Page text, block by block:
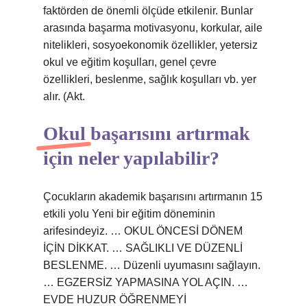
faktörden de önemli ölçüde etkilenir. Bunlar
arasında başarma motivasyonu, korkular, aile
nitelikleri, sosyoekonomik özellikler, yetersiz
okul ve eğitim koşulları, genel çevre
özellikleri, beslenme, sağlık koşulları vb. yer
alır. (Akt.
Okul başarısını artırmak
için neler yapılabilir?
Çocukların akademik başarısını artırmanın 15
etkili yolu Yeni bir eğitim döneminin
arifesindeyiz. … OKUL ÖNCESİ DÖNEM
İÇİN DİKKAT. … SAĞLIKLI VE DÜZENLİ
BESLENME. … Düzenli uyumasını sağlayın.
… EGZERSİZ YAPMASINA YOL AÇIN. …
EVDE HUZUR ÖĞRENMEYİ